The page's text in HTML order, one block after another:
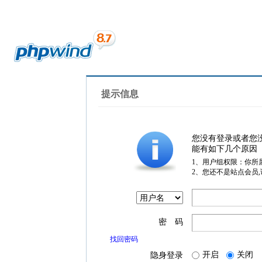
提示信息
您没有登录或者您
能有如下几个原因
1、用户组权限：你所
2、您还不是站点会员
密 码
找回密码
隐身登录 开启 关闭